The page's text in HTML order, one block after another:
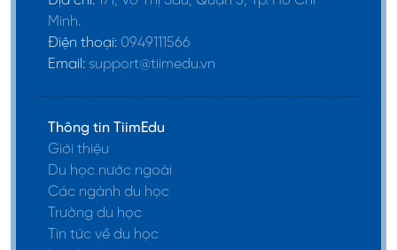
khăn. Hầu hết các trường đại học, cao đẳng tại Úc
đều yêu cầu sinh viên quốc tế chứng minh khả
hòa nhập vào môi trường học tập mà còn là yếu
tố quan trọng để họ có thể theo kịp chương trình
học và đạt được thành tích cao.
Bên cạnh đó, để xin visa du học Úc, du học sinh
cũng cần đạt được một mức điểm IELTS tối thiểu
Minh.
Điện thoại: 0949111566
Email: support@tiimedu.vn
Thông tin TiimEdu
Giới thiệu
Du học nước ngoài
Các ngành du học
Trường du học
Tin tức về du học